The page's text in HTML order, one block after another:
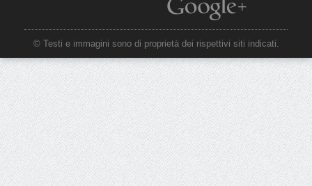
© Testi e immagini sono di proprietà dei rispettivi siti indicati.